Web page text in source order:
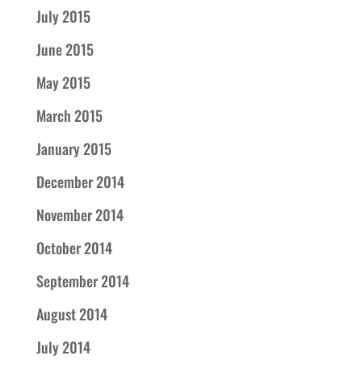
July 2015
June 2015
May 2015
March 2015
January 2015
December 2014
November 2014
October 2014
September 2014
August 2014
July 2014